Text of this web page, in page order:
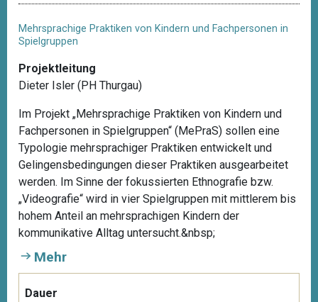
Mehrsprachige Praktiken von Kindern und Fachpersonen in
Spielgruppen
Projektleitung
Dieter Isler (PH Thurgau)
Im Projekt „Mehrsprachige Praktiken von Kindern und
Fachpersonen in Spielgruppen“ (MePraS) sollen eine
Typologie mehrsprachiger Praktiken entwickelt und
Gelingensbedingungen dieser Praktiken ausgearbeitet
werden. Im Sinne der fokussierten Ethnografie bzw.
„Videografie“ wird in vier Spielgruppen mit mittlerem bis
hohem Anteil an mehrsprachigen Kindern der
kommunikative Alltag untersucht.&nbsp;
Mehr
Dauer